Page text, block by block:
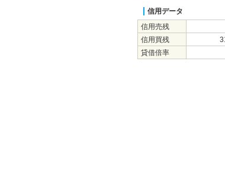
信用データ
信用売残
信用買残
貸借倍率